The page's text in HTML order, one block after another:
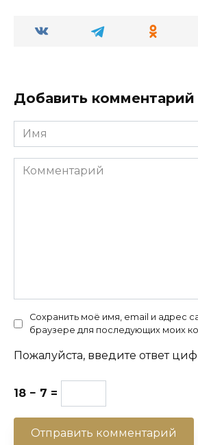
Добавить комментарий
Имя
Комментарий
Сохранить моё имя, email и адрес
браузере для последующих моих
Пожалуйста, введите ответ
18 − 7 =